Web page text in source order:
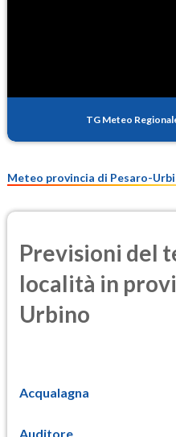
PM25
TG Meteo
Meteo provincia di Pesaro-
Previsioni del
località in
Urbino
Acqualagna
Auditore